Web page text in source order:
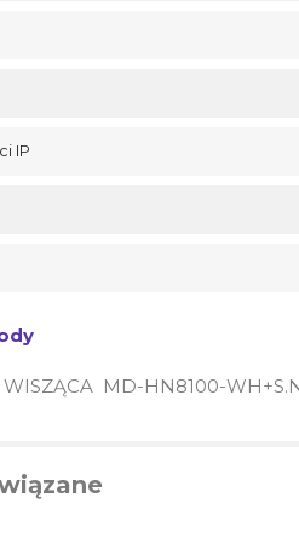
IP
WISZĄCA MD-HN8100-